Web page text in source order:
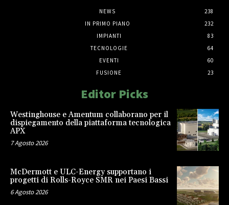
NEWS
238
IN PRIMO PIANO
232
IMPIANTI
83
TECNOLOGIE
64
EVENTI
60
FUSIONE
23
Editor Picks
Westinghouse e Amentum collaborano per il
dispiegamento della piattaforma tecnologica
APX
7 Agosto 2026
McDermott e ULC-Energy supportano i
progetti di Rolls-Royce SMR nei Paesi Bassi
6 Agosto 2026